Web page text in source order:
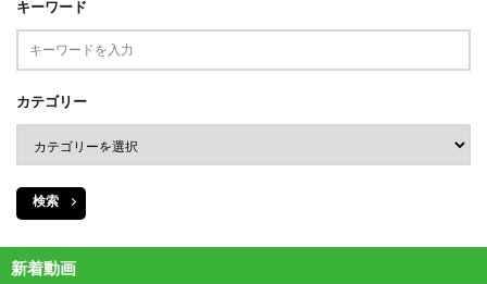
キーワード
カテゴリー
検索
新着動画